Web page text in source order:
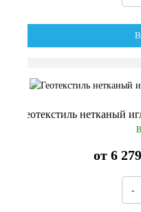
В
Геотекстиль нетканый
от 6